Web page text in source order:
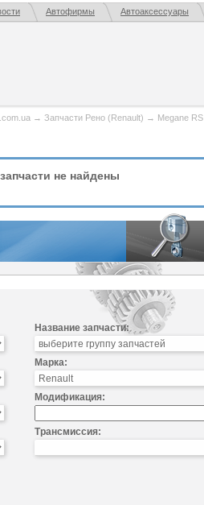
Автофирмы Автоаксессуары
→ Запчасти Рено (Renault) → Megane RS
не найдены
Название запчасти:
Марка:
Модификация:
Трансмиссия: